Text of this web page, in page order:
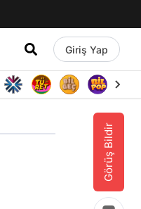
Giriş Yap
Görüş Bildir